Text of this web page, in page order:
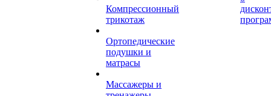
Компрессионный
трикотаж
Ортопедические
подушки и
матрасы
Массажеры и